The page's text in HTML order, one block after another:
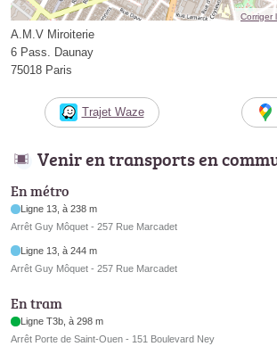
Corriger
A.M.V Miroiterie
6 Pass. Daunay
75018 Paris
Trajet Waze
Venir en transports en
En métro
Ligne 13, à 238 m
Arrêt Guy Môquet - 257 Rue Marcadet
Ligne 13, à 244 m
Arrêt Guy Môquet - 257 Rue Marcadet
En tram
Ligne T3b, à 298 m
Arrêt Porte de Saint-Ouen - 151 Boulevard Ney